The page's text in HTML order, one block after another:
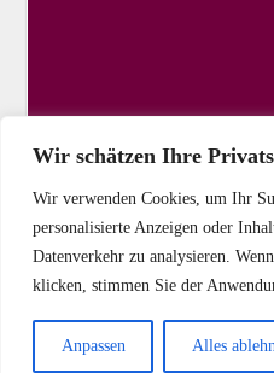
Wir schätzen Ihre
Wir verwenden Cookies, um Ihr
personalisierte Anzeigen oder
Datenverkehr zu analysieren.
klicken, stimmen Sie der
Anpassen Alles
Copyright © 2025 DIE